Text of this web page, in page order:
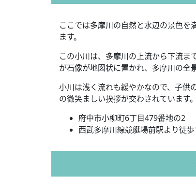
ここでは多摩川の自然と水辺の景色を
ます。
この小川は、多摩川の上流から下流
が石像が地図状に置かれ、多摩川の全
小川は浅く流れも緩やかなので、子供
の微笑ましい挨拶が交わされています。
府中市小柳町6丁目479番地の2
西武多摩川線競艇場前駅より徒